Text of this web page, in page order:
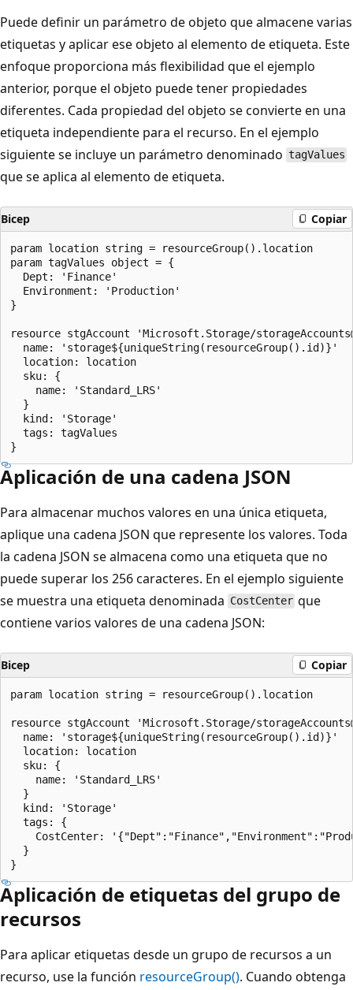
Puede definir un parámetro de objeto que almacene varias
etiquetas y aplicar ese objeto al elemento de etiqueta. Este
enfoque proporciona más flexibilidad que el ejemplo
anterior, porque el objeto puede tener propiedades
diferentes. Cada propiedad del objeto se convierte en una
etiqueta independiente para el recurso. En el ejemplo
siguiente se incluye un parámetro denominado tagValues
que se aplica al elemento de etiqueta.
Bicep Copiar
param location string = resourceGroup().location
param tagValues object = {
  Dept: 'Finance'
  Environment: 'Production'
}
resource stgAccount 'Microsoft.Storage/
  name: 'storage${uniqueString(resourceGroup().id)}'
  location: location
  sku: {
    name: 'Standard_LRS'
  }
  kind: 'Storage'
  tags: tagValues
Aplicación de una cadena JSON
Para almacenar muchos valores en una única etiqueta,
aplique una cadena JSON que represente los valores. Toda
la cadena JSON se almacena como una etiqueta que no
puede superar los 256 caracteres. En el ejemplo siguiente
se muestra una etiqueta denominada CostCenter que
contiene varios valores de una cadena JSON:
Bicep Copiar
param location string = resourceGroup().location
resource stgAccount 'Microsoft.Storage/
  name: 'storage${uniqueString(resourceGroup().id)}'
  location: location
  sku: {
    name: 'Standard_LRS'
  }
  kind: 'Storage'
  tags: {
CostCenter:
  }
Aplicación de etiquetas del grupo de
recursos
Para aplicar etiquetas desde un grupo de recursos a un
recurso, use la función resourceGroup(). Cuando obtenga